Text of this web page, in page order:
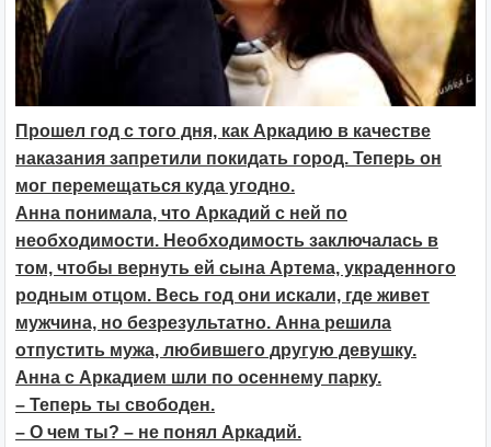
Прошел год с того дня, как Аркадию в качестве
наказания запретили покидать город. Теперь он
мог перемещаться куда угодно.
Анна понимала, что Аркадий с ней по
необходимости. Необходимость заключалась в
том, чтобы вернуть ей сына Артема, украденного
родным отцом. Весь год они искали, где живет
мужчина, но безрезультатно. Анна решила
отпустить мужа, любившего другую девушку.
Анна с Аркадием шли по осеннему парку.
– Теперь ты свободен.
– О чем ты? – не понял Аркадий.